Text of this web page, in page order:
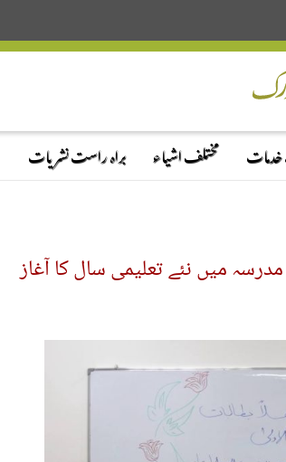
مختلف اشیاء براہ راست نشریات
میں نئے تعلیمی سال کا آغاز